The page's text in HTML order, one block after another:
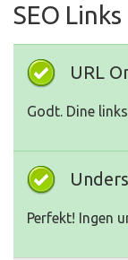
SEO Links
URL
Godt. Dine
Perfekt! Ingen